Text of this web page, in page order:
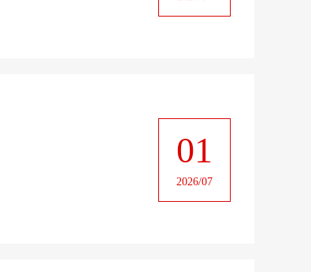
01
2026/07